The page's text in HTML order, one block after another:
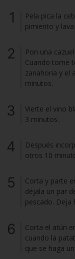
Pela pica la
pimiento y
Pon una
Cuando tome
zanahoria y el
minutos.
Vierte el vino
3 minutos.
Después
otros 10
Corta y parte
déjala un par
pescado. Deja
Corta el atún
cuando la
que se haga